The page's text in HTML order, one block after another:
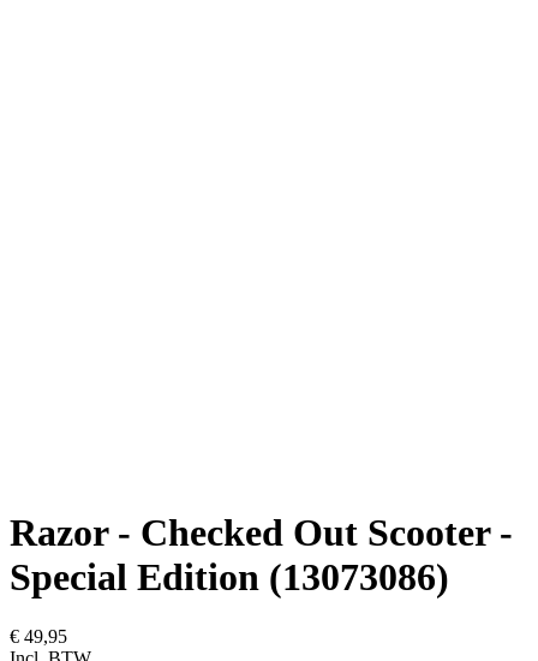
Razor - Checked Out Scooter -
Special Edition (13073086)
€ 49,95